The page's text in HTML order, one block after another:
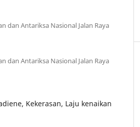
dan Antariksa Nasional Jalan Raya
dan Antariksa Nasional Jalan Raya
Kekerasan, Laju kenaikan